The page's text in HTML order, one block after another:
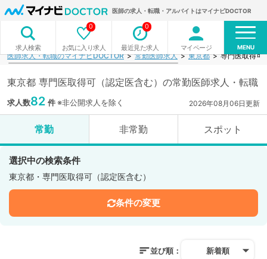
医師の求人・転職・アルバイトはマイナビDOCTOR
求人検索 お気に入り求人
0
最近見た求人
0
マイページ MENU
医師求人・転職のマイナビDOCTOR 常勤医師求人 東京都 専門医取得可
東京都 専門医取得可（認定医含む）の常勤医師求人・転職
求人数82 件※非公開求人を除く 2026年08月06日更新
常勤 非常勤 スポット
選択中の検索条件
東京都・専門医取得可（認定医含む）
条件の変更
並び順： 新着順